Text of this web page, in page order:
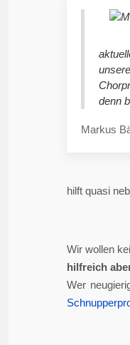
denn
Markus
hilft quasi
Wir wollen
hilfreich
Wer